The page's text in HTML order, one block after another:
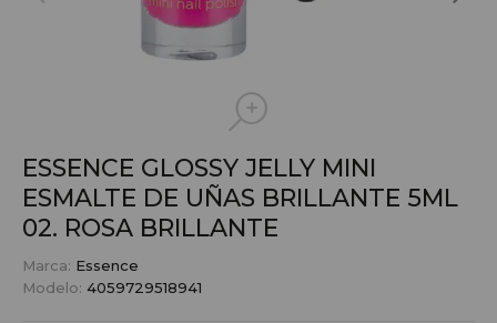
ESSENCE GLOSSY JELLY MINI
ESMALTE DE UÑAS BRILLANTE 5ML
02. ROSA BRILLANTE
Marca: Essence
Modelo: 4059729518941